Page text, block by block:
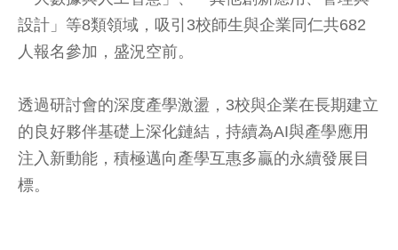
設計」等8類領域，吸引3校師生與企業同仁共682
人報名參加，盛況空前。
透過研討會的深度產學激盪，3校與企業在長期建立
的良好夥伴基礎上深化鏈結，持續為AI與產學應用
注入新動能，積極邁向產學互惠多贏的永續發展目
標。